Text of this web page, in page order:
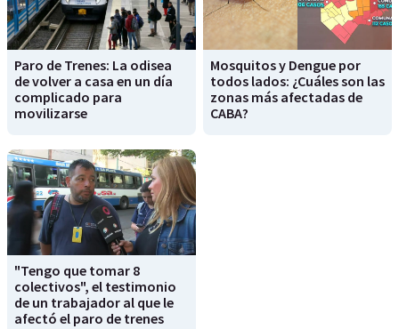
Paro de Trenes: La odisea
de volver a casa en un día
complicado para
movilizarse
Mosquitos y Dengue por
todos lados: ¿Cuáles son las
zonas más afectadas de
CABA?
"Tengo que tomar 8
colectivos", el testimonio
de un trabajador al que le
afectó el paro de trenes